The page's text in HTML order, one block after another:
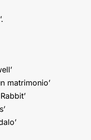
matrimonio’